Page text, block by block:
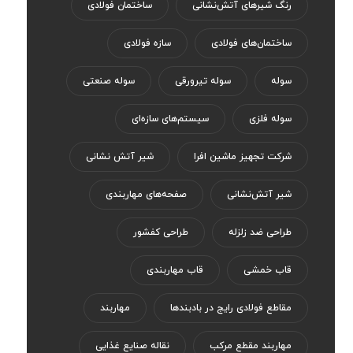
رنگ‌ شیر‌های آتش‌نشانی ساختمان فولادی
ساختمان‌های فولادی سازه فولادی
سوله سوله تیرورقی سوله صنعتی
سوله فلزی سیستم‌های سازه‌ای
شرکت تجهیز ماشین افرا شیر آتش نشانی
شیر آتش‌نشانی صفحه‌های مهاربندی
طراحی ضد زلزله طراحی کفشور
قاب خمشی قاب مهاربندی
مقاطع فولادی رایج در بادبندها مهاربند
مهاربند مقطع مرکب نقاله صنایع غذایی